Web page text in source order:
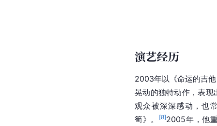
演艺经历
2003年以《命运的吉
晃动的独特动作，表现
观众被深深感动，也
筍》。
[8]2005年，他